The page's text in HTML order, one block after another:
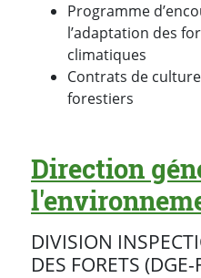
Programme
l’adaptation des
climatiques
Contrats de
forestiers
Direction
DIVISION
DES FORETS (DGE-